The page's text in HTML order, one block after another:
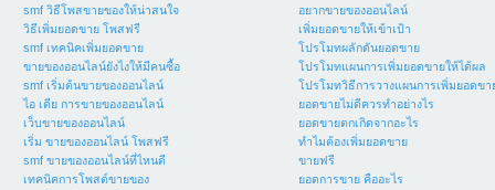
smf วิธีโพสขายของให้น่าสนใจ
วิธีเพิ่มยอดขาย โพสฟรี
smf เทคนิคเพิ่มยอดขาย
ขายของออนไลน์ยังไงให้มีคนซื้อ
smf เริ่มต้นขายของออนไลน์
ไอ เดีย การขายของออนไลน์
เว็บขายของออนไลน์
เริ่ม ขายของออนไลน์ โพสฟรี
smf ขายของออนไลน์ที่ไหนดี
เทคนิคการโพสต์ขายของ
อยากขายของออนไลน์
เพิ่มยอดขายให้เข้าเป้า
โปรโมทผลักดันยอดขาย
โปรโมทแผนการเพิ่มยอดขายให้ได้ผล
โปรโมทวิธีการวางแผนการเพิ่มยอดขา
ยอดขายไม่ดีควรทำอย่างไร
ยอดขายตกเกิดจากอะไร
ทำไมต้องเพิ่มยอดขาย
ขายฟรี
ยอดการขาย คืออะไร